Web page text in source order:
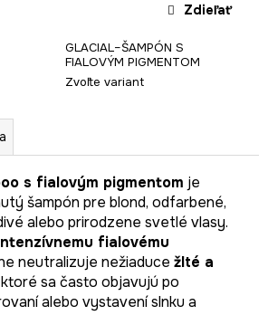
GLACIAL–ŠAMPÓN S
FIALOVÝM PIGMENTOM
Zvoľte variant
Zdieľať
s fialovým pigmentom je
šampón pre blond, odfarbené,
alebo prirodzene svetlé vlasy.
fialovému
neutralizuje nežiaduce žlté a
sa často objavujú po
alebo vystavení slnku a